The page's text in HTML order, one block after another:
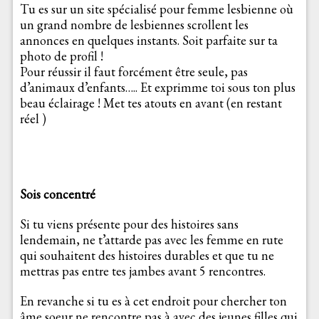
Tu es sur un site spécialisé pour femme lesbienne où
un grand nombre de lesbiennes scrollent les
annonces en quelques instants. Soit parfaite sur ta
photo de profil !
Pour réussir il faut forcément être seule, pas
d’animaux d’enfants….. Et exprimme toi sous ton plus
beau éclairage ! Met tes atouts en avant (en restant
réel )
Sois concentré
Si tu viens présente pour des histoires sans
lendemain, ne t’attarde pas avec les femme en rute
qui souhaitent des histoires durables et que tu ne
mettras pas entre tes jambes avant 5 rencontres.
En revanche si tu es à cet endroit pour chercher ton